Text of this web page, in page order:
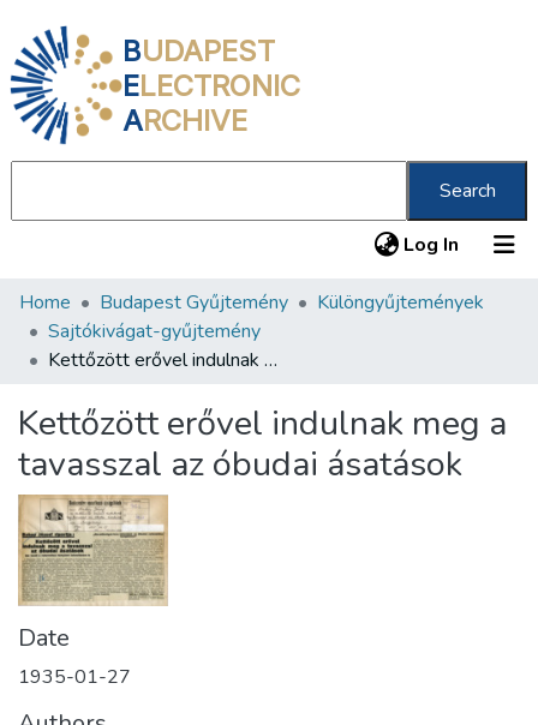
BUDAPEST
ELECTRONIC
ARCHIVE
Search
Log In (current)
Communities & Collections
All of DSpace
About us
Home Budapest Gyűjtemény
Különgyűjtemények
Sajtókivágat-gyűjtemény
Kettőzött erővel indulnak meg a tavasszal az óbudai ásatások
Kettőzött erővel indulnak meg a
tavasszal az óbudai ásatások
Date
1935-01-27